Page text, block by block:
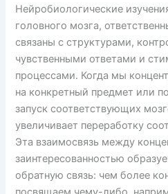
Нейробиологические
головного мозга,
связаны с структурами,
чувственными ответами и
процессами. Когда мы
на конкретный предмет или
запуск соответствующих
увеличивает переработку
Эта взаимосвязь между
заинтересованностью
обратную связь: чем более